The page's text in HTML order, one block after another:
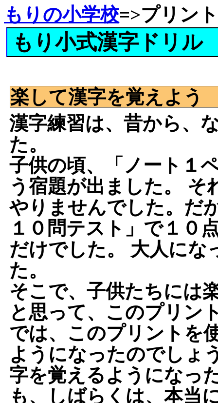
もりの小学校=>プリン
もり小式漢字ドリル
楽して漢字を覚えよう
漢字練習は、昔から、
た。
子供の頃、「ノート１
う宿題が出ました。 そ
やりませんでした。だ
１０問テスト」で１０
だけでした。 大人にな
た。
そこで、子供たちには
と思って、このプリン
では、このプリントを
ようになったのでしょ
字を覚えるようになっ
も、しばらくは、本当